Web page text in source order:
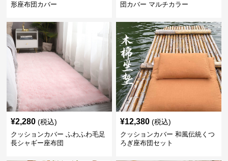
形座布団カバー
団カバー マルチカラー
¥2,280 (税込)
クッションカバー ふわふわ毛足
長シャギー座布団
¥12,380 (税込)
クッションカバー 和風伝統くつ
ろぎ座布団セット